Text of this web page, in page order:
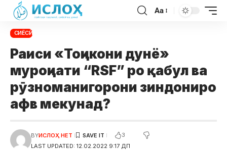
Aa
СИЁСӢ
Раиси «Тоҷикони дунё»
муроҷиати “RSF” ро қабул ва
рӯзноманигорони зиндониро
афв мекунад?
LAST UPDATED: 12.02.2022 9:17 ДП
BYИСЛОҲ НЕТ 3